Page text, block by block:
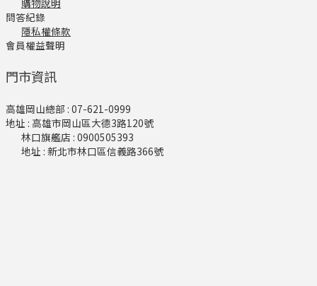
購物說明
問答紀錄
隱私權條款
會員權益聲明
門市資訊
高雄岡山總部 : 07-621-0999
地址 : 高雄市岡山區大德3路120號
林口旗艦店​ : 0900505393
地址 : 新北市林口區信義路366號